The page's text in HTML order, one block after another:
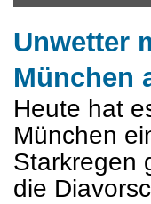
Unwetter
München
Heute hat
München
Starkregen
die